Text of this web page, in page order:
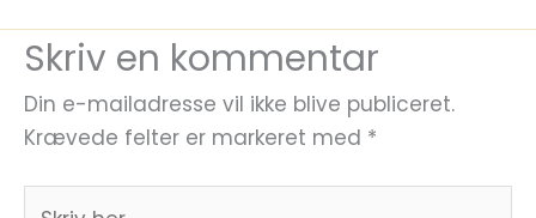
Skriv en kommentar
Din e-mailadresse vil ikke blive publiceret.
Krævede felter er markeret med *